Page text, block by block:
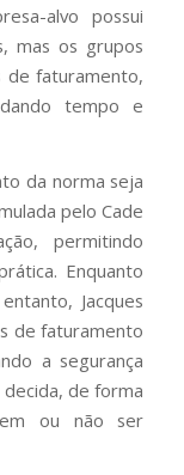
alvo possui
mas os grupos
de faturamento,
tempo e
da norma seja
pelo Cade
permitindo
Enquanto
Jacques
de faturamento
a segurança
de forma
ou não ser